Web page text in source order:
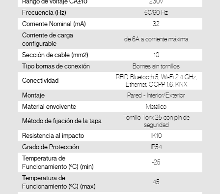
Frecuencia (Hz) 50/60 Hz
Corriente Nominal (mA) 32
Corriente de carga
configurable
de 6A a corriente máxima
Sección de cable (mm2) 10
Tipo bornas de conexión Bornes sin tornillos
Conectividad
RFID, Bluetooth 5, Wi-Fi 2,4 GHz,
Ethernet, OCPP 1.6, KNX
Montaje Pared - Interior/Exterior
Material envolvente Metálico
Método de fijación de la tapa
Tornillo Torx 25 con pin de
seguridad
Resistencia al impacto IK10
Grado de Protección IP54
Temperatura de
Funcionamiento (ºC) (min)
-25
Temperatura de
Funcionamiento (ºC) (max)
45